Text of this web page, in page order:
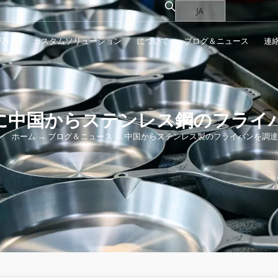
JA
具 カスタムソリューション について ブログ＆ニュース 連
中国からステンレス鋼のフライ
ホーム → ブログ＆ニュース → 中国からステンレス製のフライパンを調